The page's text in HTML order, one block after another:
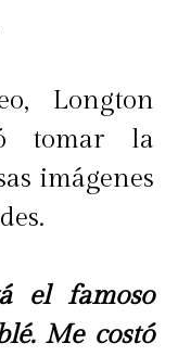
Longton
tomar la
imágenes
el famoso
Me costó